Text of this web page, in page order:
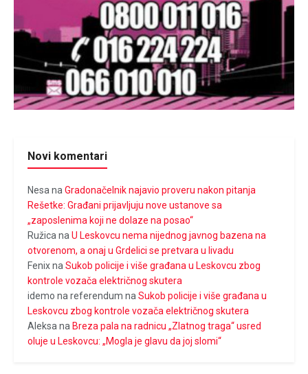
Novi komentari
NesanaGradonačelnik najavio proveru nakon pitanja
Rešetke: Građani prijavljuju nove ustanove sa
„zaposlenima koji ne dolaze na posao“
RužicanaU Leskovcu nema nijednog javnog bazena na
otvorenom, a onaj u Grdelici se pretvara u livadu
FenixnaSukob policije i više građana u Leskovcu zbog
kontrole vozača električnog skutera
idemo na referendum naSukob policije i više građana u
Leskovcu zbog kontrole vozača električnog skutera
Aleksana Breza pala na radnicu „Zlatnog traga“ usred
oluje u Leskovcu: „Mogla je glavu da joj slomi“